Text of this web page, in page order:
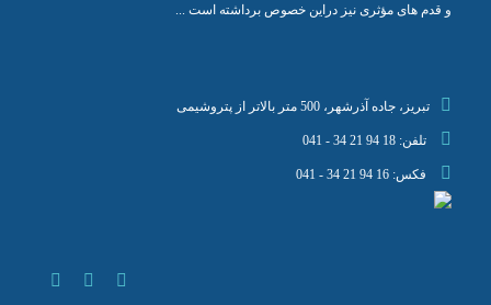
و قدم های مؤثری نیز دراین خصوص برداشته است ...
تبریز، جاده آذرشهر، 500 متر بالاتر از پتروشیمی
تلفن: 041 - 34 21 94 18
فکس: 041 - 34 21 94 16